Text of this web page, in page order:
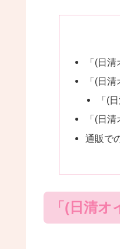
「(日
「(日
「(
「(日
通販で
「(日清